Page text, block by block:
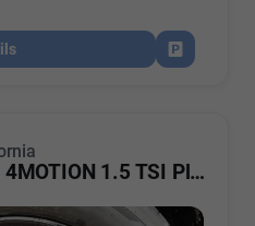
Fahrzeug
Beach Tour eHybrid 4MOTION 1.5 TSI Plus ArtVelour